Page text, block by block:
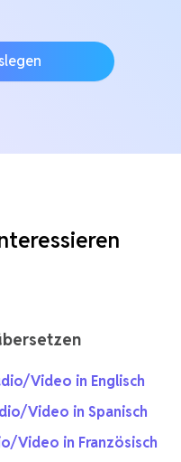
Video in Englisch
Video in Spanisch
Video in Französisch